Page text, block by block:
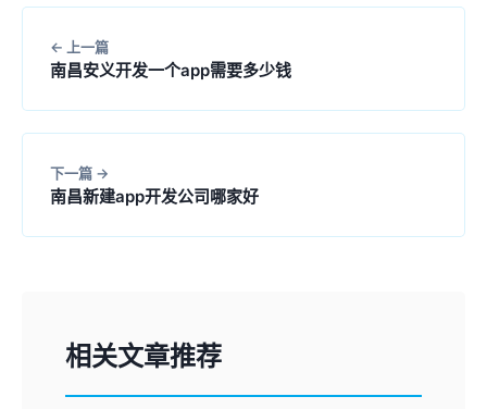
上一篇
南昌安义开发一个app需要多少钱
下一篇
南昌新建app开发公司哪家好
相关文章推荐